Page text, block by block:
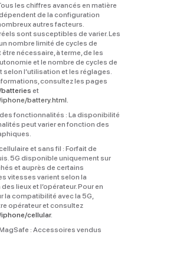
les chiffres avancés en matière
de la configuration
autres facteurs.
sont susceptibles de varier. Les
nombre limité de cycles de
être nécessaire, à terme, de les
et le nombre de cycles de
selon l’utilisation et les réglages.
consultez les pages
et
battery.html
fonctionnalités : La disponibilité
peut varier en fonction des
et sans fil : Forfait de
5G disponible uniquement sur
et auprès de certains
vitesses varient selon la
lieux et l’opérateur. Pour en
la compatibilité avec la 5G,
opérateur et consultez
cellular.
: Accessoires vendus